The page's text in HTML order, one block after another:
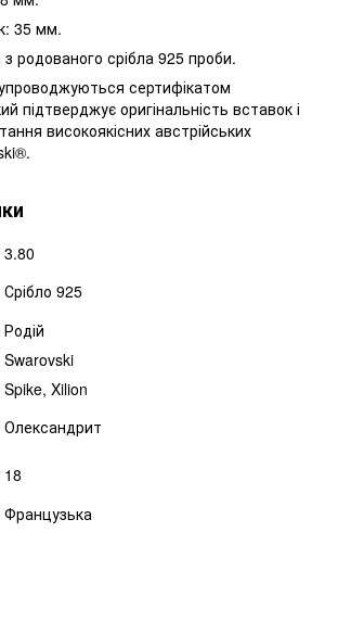
35 мм.
родованого срібла 925 проби.
сертифікатом
підтверджує оригінальність вставок і
високоякісних австрійських
3.80
Срібло 925
Родій
Swarovski
Spike, Xilion
Олександрит
18
Французька